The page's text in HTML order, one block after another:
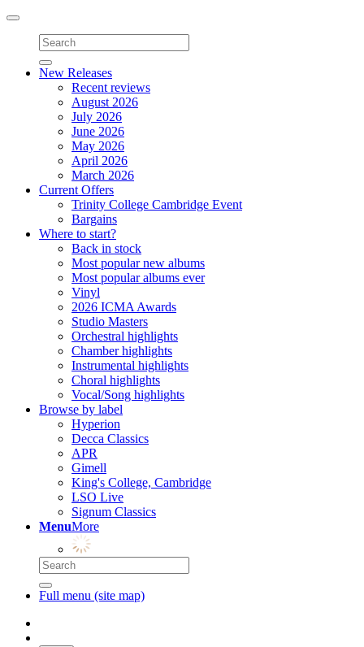
Toggle
navigation
New Releases
Recent reviews
August 2026
July 2026
June 2026
May 2026
April 2026
March 2026
Current Offers
Trinity College Cambridge Event
Bargains
Where to start?
Back in stock
Most popular new albums
Most popular albums ever
Vinyl
2026 ICMA Awards
Studio Masters
Orchestral highlights
Chamber highlights
Instrumental highlights
Choral highlights
Vocal/Song highlights
Browse by label
Hyperion
Decca Classics
APR
Gimell
King's College, Cambridge
LSO Live
Signum Classics
MenuMore
Full menu (site map)